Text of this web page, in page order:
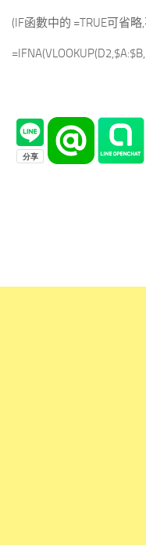
(IF函數中的 =TRUE可省